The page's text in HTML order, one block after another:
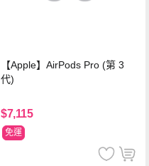
【Apple】AirPods Pro (第 3
代)
$7,115
免運